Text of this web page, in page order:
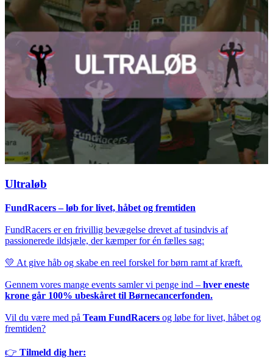
Ultraløb
FundRacers – løb for livet, håbet og fremtiden
FundRacers er en frivillig bevægelse drevet af tusindvis af
passionerede ildsjæle, der kæmper for én fælles sag:
💛 At give håb og skabe en reel forskel for børn ramt af kræft.
Gennem vores mange events samler vi penge ind – hver eneste
krone går 100% ubeskåret til Børnecancerfonden.
Vil du være med på Team FundRacers og løbe for livet, håbet og
fremtiden?
👉 Tilmeld dig her: